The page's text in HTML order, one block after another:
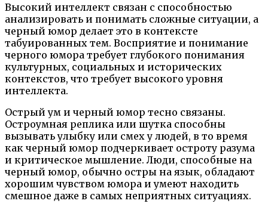
Высокий интеллект связан с способностью
анализировать и понимать сложные ситуации, а
черный юмор делает это в контексте
табуированных тем. Восприятие и понимание
черного юмора требует глубокого понимания
культурных, социальных и исторических
контекстов, что требует высокого уровня
интеллекта.
Острый ум и черный юмор тесно связаны.
Остроумная реплика или шутка способны
вызывать улыбку или смех у людей, в то время
как черный юмор подчеркивает остроту разума
и критическое мышление. Люди, способные на
черный юмор, обычно остры на язык, обладают
хорошим чувством юмора и умеют находить
смешное даже в самых неприятных ситуациях.